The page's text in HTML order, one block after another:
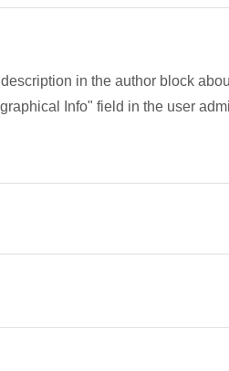
in the author block
Info" field in the user